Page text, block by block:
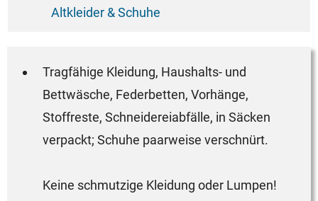
Altkleider & Schuhe
Tragfähige Kleidung, Haushalts- und
Bettwäsche, Federbetten, Vorhänge,
Stoffreste, Schneidereiabfälle, in Säcken
verpackt; Schuhe paarweise verschnürt.
Keine schmutzige Kleidung oder Lumpen!